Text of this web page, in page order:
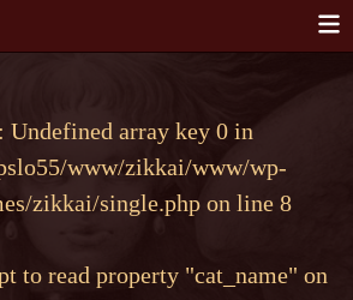
: Undefined array key 0 in
www/zikkai/www/wp-
zikkai/single.php on line 8
to read property "cat_name" on